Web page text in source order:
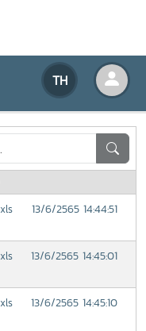
TH
xls 13/6/2565 14:44:51
xls 13/6/2565 14:45:01
xls 13/6/2565 14:45:10